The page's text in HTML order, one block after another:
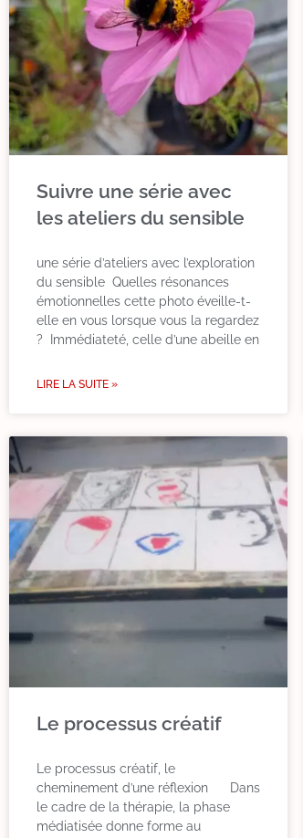
Suivre une série avec
les ateliers du sensible
une série d’ateliers avec l’exploration
du sensible Quelles résonances
émotionnelles cette photo éveille-t-
elle en vous lorsque vous la regardez
? Immédiateté, celle d’une abeille en
LIRE LA SUITE »
Le processus créatif
Le processus créatif, le
cheminement d’une réflexion Dans
le cadre de la thérapie, la phase
médiatisée donne forme au